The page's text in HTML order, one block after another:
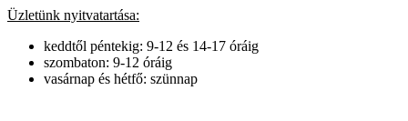
Üzletünk nyitvatartása:
keddtől péntekig: 9-12 és 14-17 óráig
szombaton: 9-12 óráig
vasárnap és hétfő: szünnap